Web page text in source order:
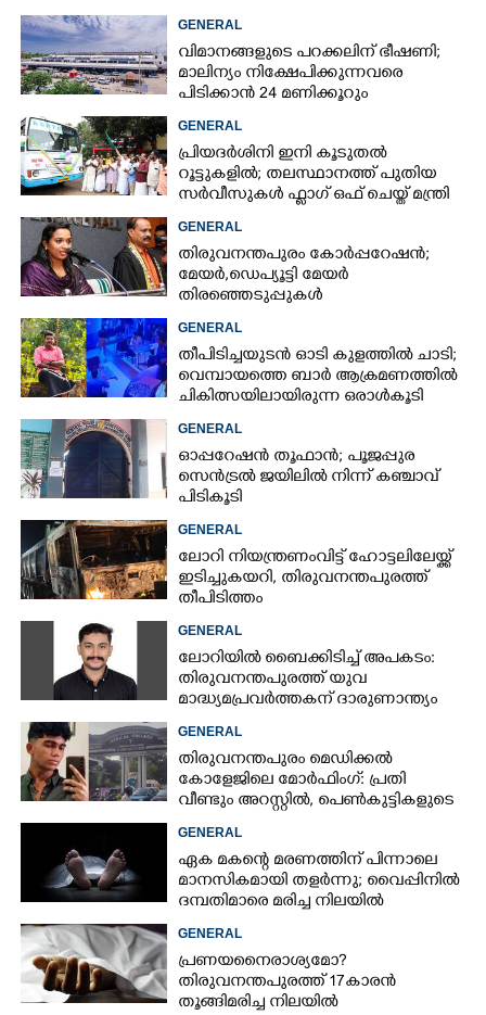
GENERAL
വിമാനങ്ങളുടെ പറക്കലിന് ഭീഷണി;​
മാലിന്യം നിക്ഷേപിക്കുന്നവരെ
പിടിക്കാൻ 24 മണിക്കൂറും
GENERAL
പ്രിയദർശിനി ഇനി കൂടുതൽ
റൂട്ടുകളിൽ; തലസ്ഥാനത്ത് പുതിയ
സർവീസുകൾ ഫ്ലാഗ് ഒഫ് ചെയ്ത് മന്ത്രി
GENERAL
തിരുവനന്തപുരം കോർപ്പറേഷൻ;
മേയർ, ഡെപ്യൂട്ടി മേയർ
തിരഞ്ഞെടുപ്പുകൾ
GENERAL
തീപിടിച്ചയുടൻ ഓടി കുളത്തിൽ ചാടി;
വെമ്പായത്തെ ബാർ ആക്രമണത്തിൽ
ചികിത്സയിലായിരുന്ന ഒരാൾകൂടി
GENERAL
ഓപ്പറേഷൻ തൂഫാൻ; പൂജപ്പുര
സെൻട്രൽ ജയിലിൽ നിന്ന് കഞ്ചാവ്
പിടികൂടി
GENERAL
ലോറി നിയന്ത്രണംവിട്ട് ഹോട്ടലിലേയ്ക്ക്
ഇടിച്ചുകയറി, തിരുവനന്തപുരത്ത്
തീപിടിത്തം
GENERAL
ലോറിയിൽ ബൈക്കിടിച്ച് അപകടം:
തിരുവനന്തപുരത്ത് യുവ
മാദ്ധ്യമപ്രവർത്തകന് ദാരുണാന്ത്യം
GENERAL
തിരുവനന്തപുരം മെഡിക്കൽ
കോളേജിലെ മോർഫിംഗ്: പ്രതി
വീണ്ടും അറസ്റ്റിൽ, പെൺകുട്ടികളുടെ
നിന്ന്
GENERAL
ഏക മകന്റെ മരണത്തിന് പിന്നാലെ
മാനസികമായി തളർന്നു; വൈപ്പിനിൽ
ദമ്പതിമാരെ മരിച്ച നിലയിൽ
GENERAL
പ്രണയനെെരാശ്യമോ?
തിരുവനന്തപുരത്ത് 17കാരൻ
തൂങ്ങിമരിച്ച നിലയിൽ